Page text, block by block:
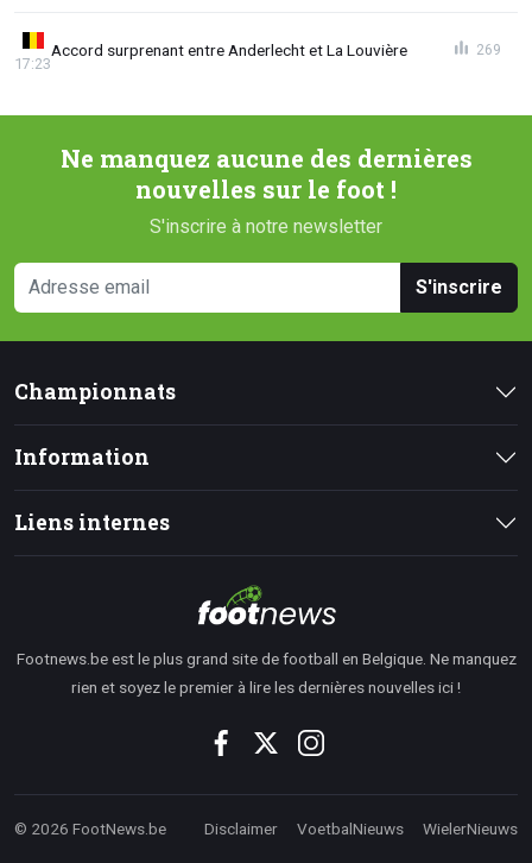
Accord surprenant entre Anderlecht et La Louvière
17:23
269
Ne manquez aucune des dernières
nouvelles sur le foot !
S'inscrire à notre newsletter
S'inscrire
Championnats
Information
Liens internes
Footnews.be est le plus grand site de football en Belgique. Ne manquez
rien et soyez le premier à lire les dernières nouvelles ici !
© 2026 FootNews.be Disclaimer VoetbalNieuws WielerNieuws